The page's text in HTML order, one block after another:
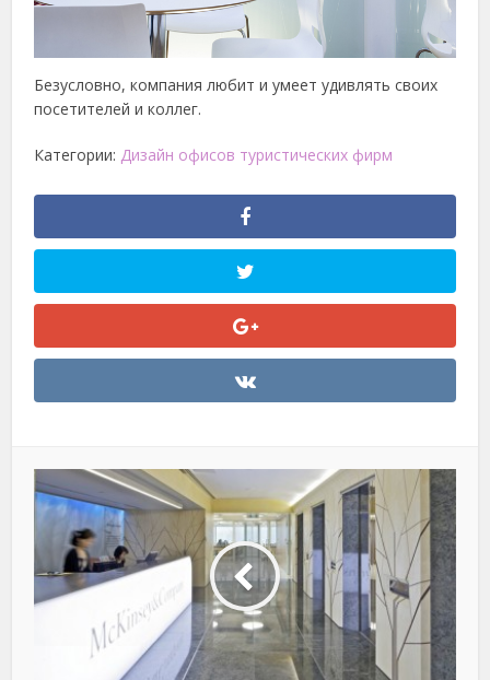
Безусловно, компания любит и умеет удивлять своих
посетителей и коллег.
Категории: Дизайн офисов туристических фирм